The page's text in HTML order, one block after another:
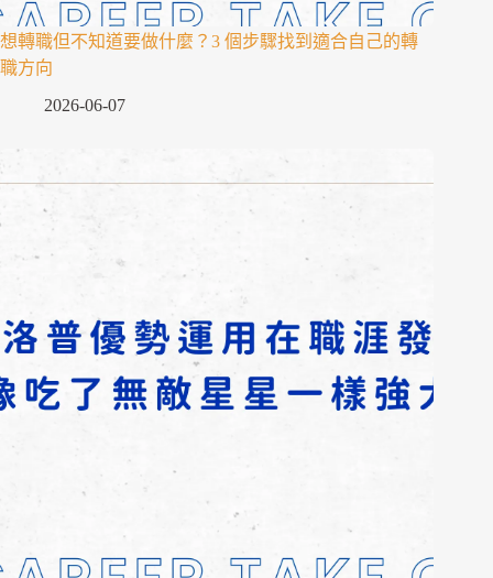
想轉職但不知道要做什麼？3 個步驟找到適合自己的轉
職方向
2026-06-07